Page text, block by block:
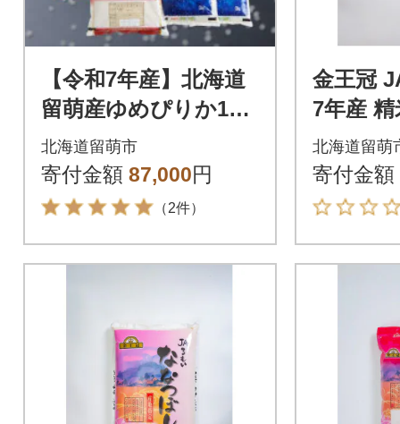
【令和7年産】北海道
留萌産ゆめぴりか10k
g・留萌産ななつぼし
12kg(3kg×4袋)計22kg
北海道留萌市
寄付金額 87,000円
（2件）
金王冠
7年産
し 5kg
北海道留萌
寄付金額